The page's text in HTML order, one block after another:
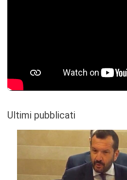
Ultimi pubblicati